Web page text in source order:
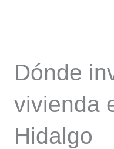
Dónde
vivienda
Hidalgo